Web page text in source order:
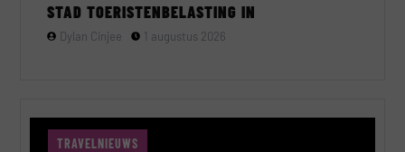
STAD TOERISTENBELASTING IN
Dylan Cinjee 1 augustus 2026
TRAVELNIEUWS